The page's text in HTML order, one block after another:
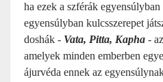
ha ezek a szférák
egyensúlyban kulcsszerepet
doshák - Vata, Pitta, Kapha -
amelyek minden emberben
ájurvéda ennek az